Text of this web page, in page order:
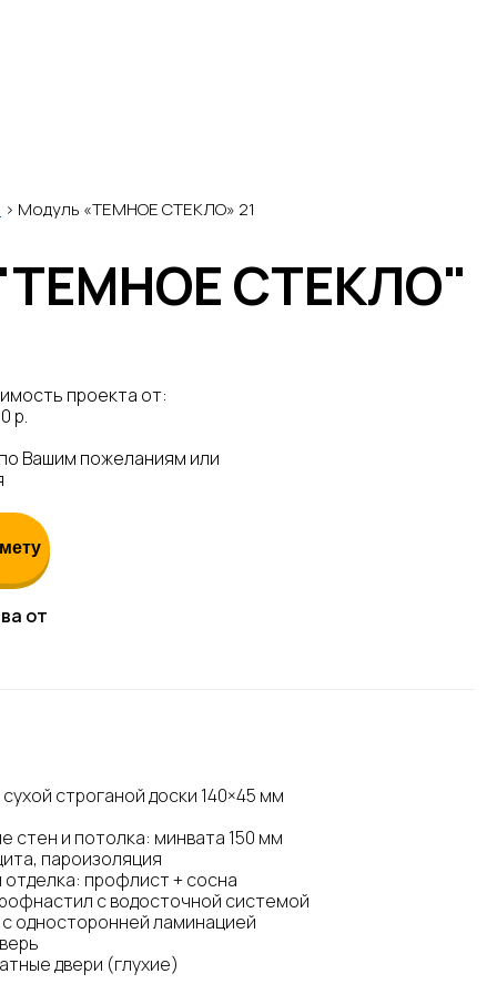
> Модуль «ТЕМНОЕ СТЕКЛО» 21
СТЕКЛО"
проекта от:
р.
Вашим пожеланиям или
от
строганой доски 140×45 мм
стен и потолка: минвата 150 мм
пароизоляция
профлист + сосна
с водосточной системой
односторонней ламинацией
двери (глухие)